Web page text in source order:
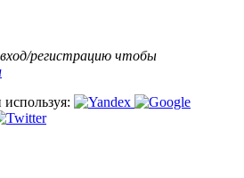
регистрацию чтобы